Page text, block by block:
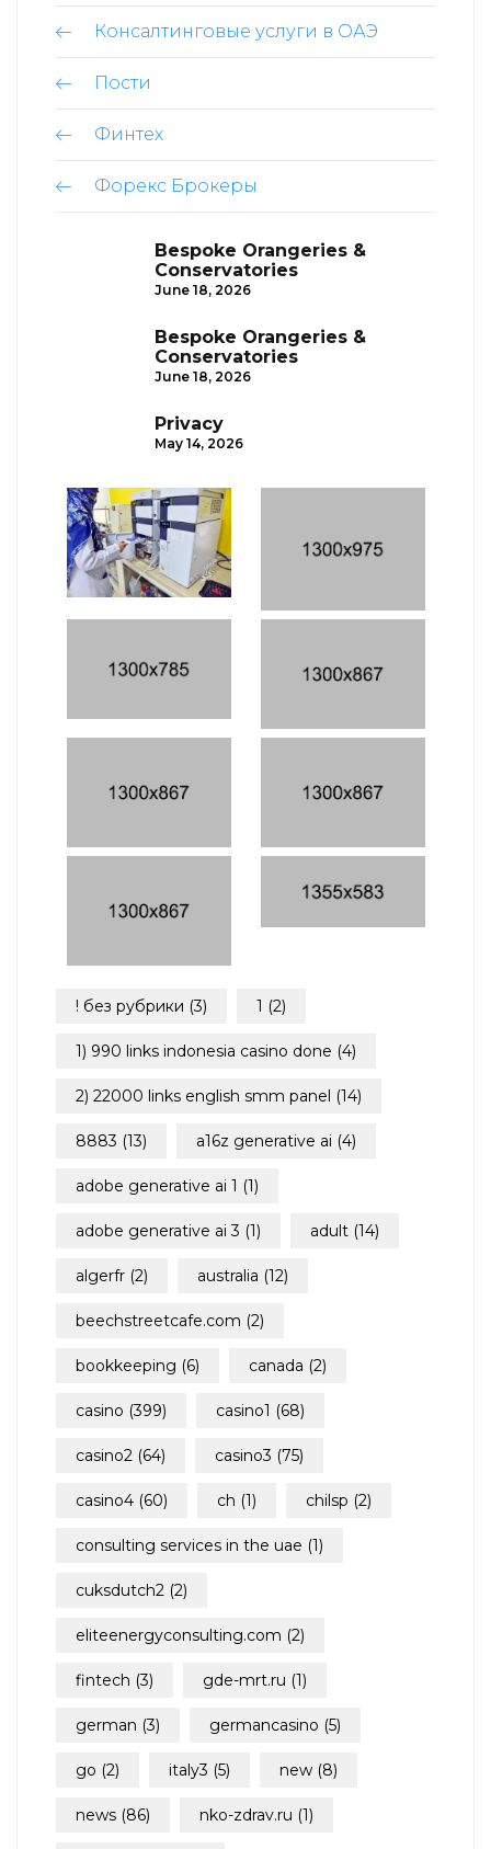
Консалтинговые услуги в ОАЭ
Пости
Финтех
Форекс Брокеры
Bespoke Orangeries &
Conservatories
June 18, 2026
Bespoke Orangeries &
Conservatories
June 18, 2026
Privacy
May 14, 2026
! без рубрики (3) 1 (2)
1) 990 links indonesia casino done (4)
2) 22000 links english smm panel (14)
8883 (13) a16z generative ai (4)
adobe generative ai 1 (1)
adobe generative ai 3 (1) adult (14)
algerfr (2) australia (12)
beechstreetcafe.com (2)
bookkeeping (6) canada (2)
casino (399) casino1 (68)
casino2 (64) casino3 (75)
casino4 (60) ch (1) chilsp (2)
consulting services in the uae (1)
cuksdutch2 (2)
eliteenergyconsulting.com (2)
fintech (3) gde-mrt.ru (1)
german (3) germancasino (5)
go (2) italy3 (5) new (8)
news (86) nko-zdrav.ru (1)